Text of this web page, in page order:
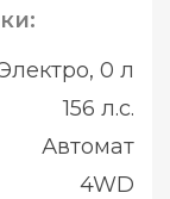
0 л
156 л.с.
Автомат
4WD